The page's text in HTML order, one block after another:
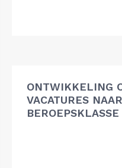
ONTWIKKELING
VACATURES NAAR